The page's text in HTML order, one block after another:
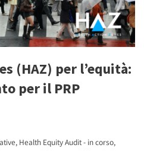
(HAZ) per l’equità:
per il PRP
, Health Equity Audit - in corso,